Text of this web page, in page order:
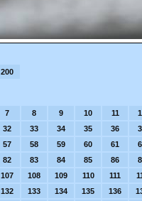
200
7 8 9 10 11
32 33 34 35 36
57 58 59 60 61
82 83 84 85 86
107 108 109 110 111
132 133 134 135 136